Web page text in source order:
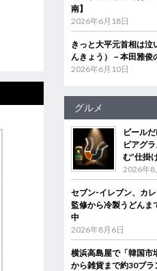
南】
2026年6月18日
きっと大平元首相は
んきょう）－本田雅俊
2026年6月10日
グルメ
ビール
ビアグ
む”仕掛
2026年8
セブン‐イレブン、カ
監修から冷製うどんま
中
2026年8月6日
横浜高島屋で「韓国
から雑貨まで約30ブラ